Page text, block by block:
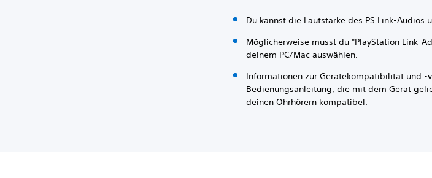
Du kannst die Lautstärke des PS Link-Audios
Möglicherweise musst du "PlayStation Link-
deinem PC/Mac auswählen.
Informationen zur Gerätekompatibilität und
Bedienungsanleitung, die mit dem Gerät
deinen Ohrhörern kompatibel.